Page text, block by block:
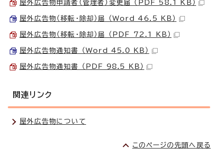
屋外広告物申請者（管理者）変更届 （PDF 58.1 KB）
屋外広告物（移転・除却）届 （Word 46.5 KB）
屋外広告物（移転・除却）届 （PDF 72.1 KB）
屋外広告物通知書 （Word 45.0 KB）
屋外広告物通知書 （PDF 98.5 KB）
関連リンク
屋外広告物について
このページの先頭へ戻る